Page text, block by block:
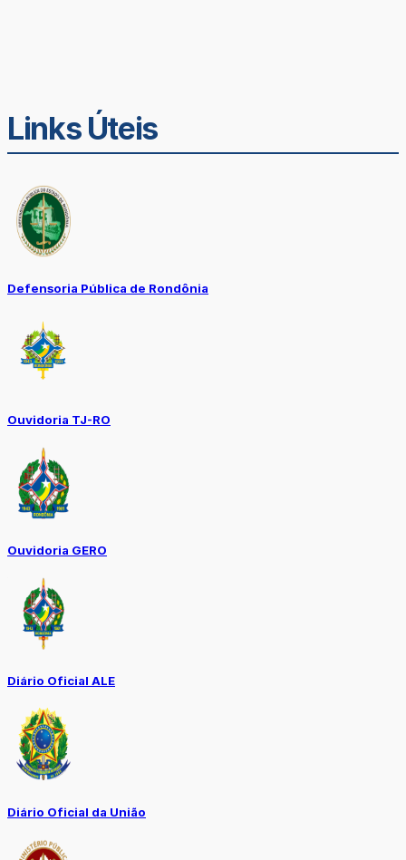
Links Úteis
Defensoria Pública de Rondônia
Ouvidoria TJ-RO
Ouvidoria GERO
Diário Oficial ALE
Diário Oficial da União